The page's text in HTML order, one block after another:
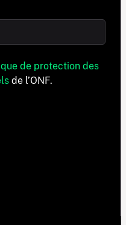
de protection des
de l’ONF.